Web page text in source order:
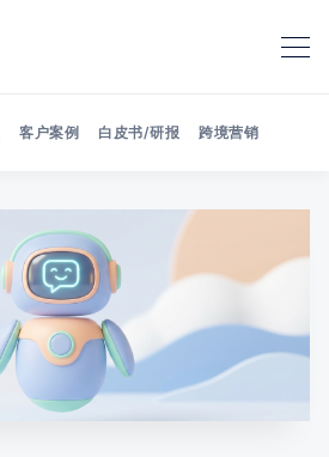
Search 美洽博客
客户案例 白皮书/研报 跨境营销